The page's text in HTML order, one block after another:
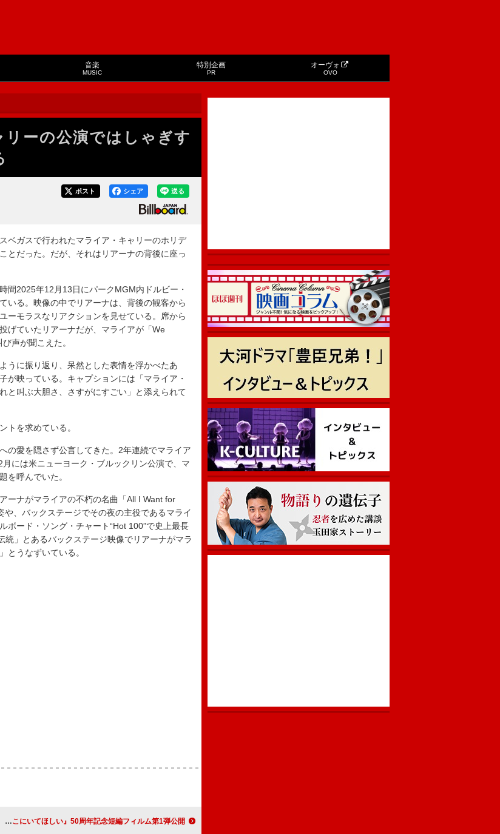
音楽
MUSIC
特別企画
PR
オーヴォ
OVO
ーの公演ではしゃぎす
送る
シェア
ポスト
ベガスで行われたマライア・キャリーのホリデ
とだった。だが、それはリアーナの背後に座っ
2025年12月13日にパークMGM内ドルビー・
いる。映像の中でリアーナは、背後の観客から
ーモラスなリアクションを見せている。席から
げていたリアーナだが、マライアが「We
声が聞こえた。
うに振り返り、呆然とした表情を浮かべたあ
が映っている。キャプションには「マライア・
と叫ぶ大胆さ、さすがにすごい」と添えられて
トを求めている。
愛を隠さず公言してきた。2年連続でマライア
には米ニューヨーク・ブルックリン公演で、マ
を呼んでいた。
ーナがマライアの不朽の名曲「All I Want for
、バックステージでその夜の主役であるマライ
ボード・ソング・チャート“Hot 100”で史上最長
」とあるバックステージ映像でリアーナがマラ
とうなずいている。
ピンク・フロイド、『炎～あなたがここにいてほしい』50周年記念短編フィルム第1弾公開